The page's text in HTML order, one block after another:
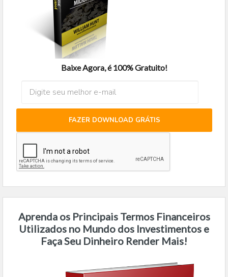
Baixe Agora, é 100% Gratuito!
FAZER DOWNLOAD GRÁTIS
Aprenda os Principais Termos Financeiros
Utilizados no Mundo dos Investimentos e
Faça Seu Dinheiro Render Mais!